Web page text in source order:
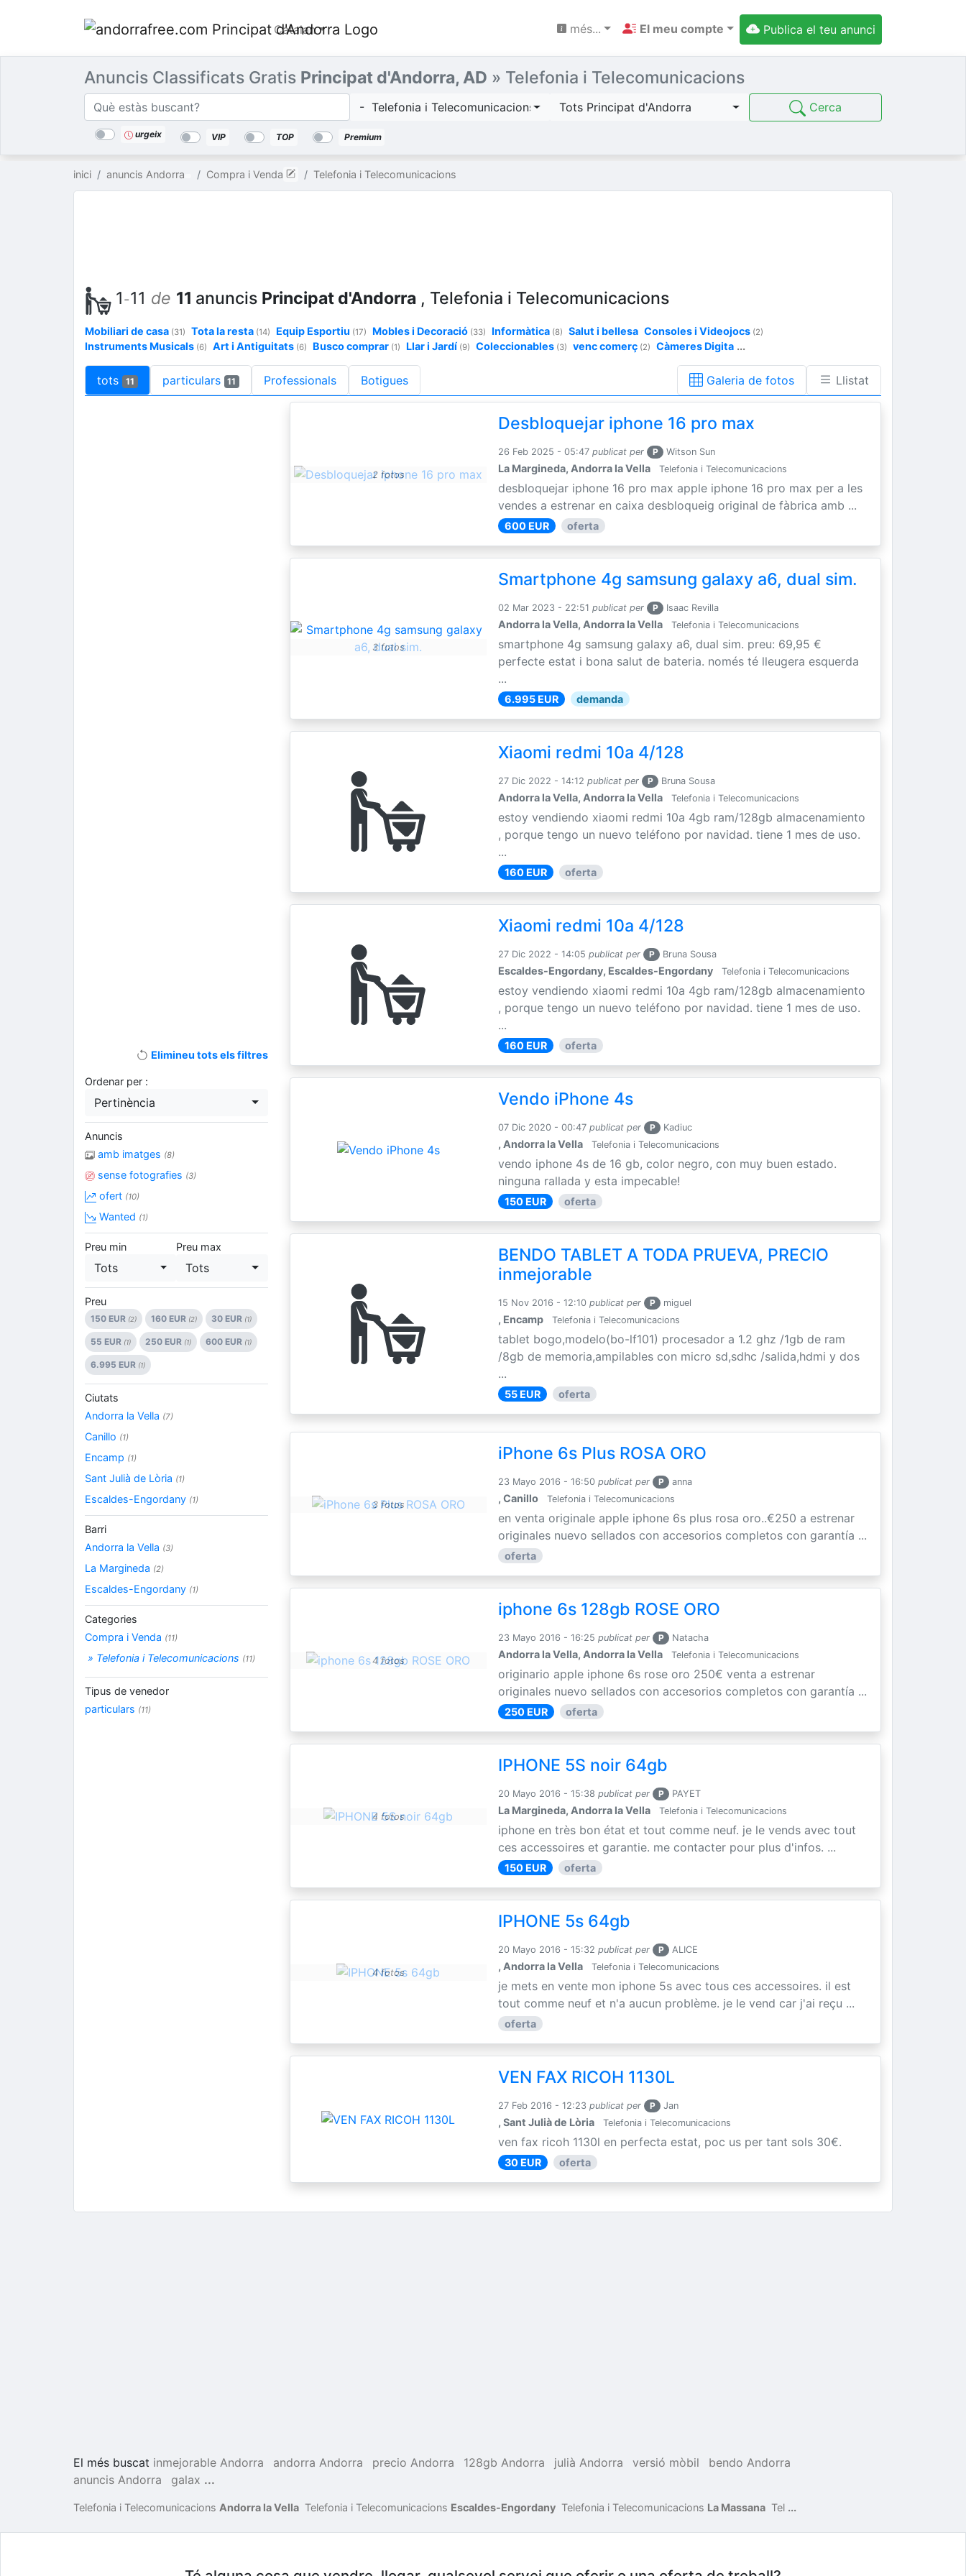
Catalan més... El meu compte Publica el teu anunci
Anuncis Classificats Gratis Principat d'Andorra, AD » Telefonia i Telecomunicacions
A prop
Categories
- Telefonia i Telecomunicacions
lloc
Tots Principat d'Andorra Cerca
urgeix VIP TOP Premium
inici anuncis Andorra Compra i Venda Telefonia i Telecomunicacions
1-11 de 11 anuncis Principat d'Andorra , Telefonia i Telecomunicacions
Mobiliari de casa (31) Tota la resta (14) Equip Esportiu (17) Mobles i Decoració (33) Informàtica (8) Salut i bellesa Consoles i Videojocs (2)
Instruments Musicals (6) Art i Antiguitats (6) Busco comprar (1) Llar i Jardí (9) Coleccionables (3) venc comerç (2) Càmeres Digita ...
tots 11 particulars 11 Professionals Botigues Galeria de fotos Llistat
2 fotos
Desbloquejar iphone 16 pro max
26 Feb 2025 - 05:47 publicat per P Witson Sun
La Margineda, Andorra la Vella Telefonia i Telecomunicacions
desbloquejar iphone 16 pro max apple iphone 16 pro max per a les
vendes a estrenar en caixa desbloqueig original de fàbrica amb ...
600 EUR oferta
3 fotos
Smartphone 4g samsung galaxy a6, dual sim.
02 Mar 2023 - 22:51 publicat per P Isaac Revilla
Andorra la Vella, Andorra la Vella Telefonia i Telecomunicacions
smartphone 4g samsung galaxy a6, dual sim. preu: 69,95 €
perfecte estat i bona salut de bateria. només té lleugera esquerda
...
6.995 EUR demanda
Xiaomi redmi 10a 4/128
27 Dic 2022 - 14:12 publicat per P Bruna Sousa
Andorra la Vella, Andorra la Vella Telefonia i Telecomunicacions
estoy vendiendo xiaomi redmi 10a 4gb ram/128gb almacenamiento
, porque tengo un nuevo teléfono por navidad. tiene 1 mes de uso.
...
160 EUR oferta
Xiaomi redmi 10a 4/128
27 Dic 2022 - 14:05 publicat per P Bruna Sousa
Escaldes-Engordany, Escaldes-Engordany Telefonia i Telecomunicacions
estoy vendiendo xiaomi redmi 10a 4gb ram/128gb almacenamiento
, porque tengo un nuevo teléfono por navidad. tiene 1 mes de uso.
...
160 EUR oferta
Vendo iPhone 4s
07 Dic 2020 - 00:47 publicat per P Kadiuc
, Andorra la Vella Telefonia i Telecomunicacions
vendo iphone 4s de 16 gb, color negro, con muy buen estado.
ninguna rallada y esta impecable!
150 EUR oferta
BENDO TABLET A TODA PRUEVA, PRECIO
inmejorable
15 Nov 2016 - 12:10 publicat per P miguel
, Encamp Telefonia i Telecomunicacions
tablet bogo,modelo(bo-lf101) procesador a 1.2 ghz /1gb de ram
/8gb de memoria,ampilables con micro sd,sdhc /salida,hdmi y dos
...
55 EUR oferta
3 fotos
iPhone 6s Plus ROSA ORO
23 Mayo 2016 - 16:50 publicat per P anna
, Canillo Telefonia i Telecomunicacions
en venta originale apple iphone 6s plus rosa oro..€250 a estrenar
originales nuevo sellados con accesorios completos con garantía ...
oferta
4 fotos
iphone 6s 128gb ROSE ORO
23 Mayo 2016 - 16:25 publicat per P Natacha
Andorra la Vella, Andorra la Vella Telefonia i Telecomunicacions
originario apple iphone 6s rose oro 250€ venta a estrenar
originales nuevo sellados con accesorios completos con garantía ...
250 EUR oferta
4 fotos
IPHONE 5S noir 64gb
20 Mayo 2016 - 15:38 publicat per P PAYET
La Margineda, Andorra la Vella Telefonia i Telecomunicacions
iphone en très bon état et tout comme neuf. je le vends avec tout
ces accessoires et garantie. me contacter pour plus d'infos. ...
150 EUR oferta
4 fotos
IPHONE 5s 64gb
20 Mayo 2016 - 15:32 publicat per P ALICE
, Andorra la Vella Telefonia i Telecomunicacions
je mets en vente mon iphone 5s avec tous ces accessoires. il est
tout comme neuf et n'a aucun problème. je le vend car j'ai reçu ...
oferta
VEN FAX RICOH 1130L
27 Feb 2016 - 12:23 publicat per P Jan
, Sant Julià de Lòria Telefonia i Telecomunicacions
ven fax ricoh 1130l en perfecta estat, poc us per tant sols 30€.
30 EUR oferta
Elimineu tots els filtres
Ordenar per :
Pertinència
Anuncis
amb imatges (8)
sense fotografies (3)
ofert (10)
Wanted (1)
Preu min
Tots
Preu max
Tots
Preu
150 EUR (2) 160 EUR (2) 30 EUR (1)
55 EUR (1) 250 EUR (1) 600 EUR (1)
6.995 EUR (1)
Ciutats
Andorra la Vella (7)
Canillo (1)
Encamp (1)
Sant Julià de Lòria (1)
Escaldes-Engordany (1)
Barri
Andorra la Vella (3)
La Margineda (2)
Escaldes-Engordany (1)
Categories
Compra i Venda (11)
» Telefonia i Telecomunicacions (11)
Tipus de venedor
particulars (11)
El més buscat inmejorable Andorra andorra Andorra precio Andorra 128gb Andorra julià Andorra versió mòbil
bendo Andorra
anuncis Andorra
galax ...
Telefonia i Telecomunicacions Andorra la Vella Telefonia i Telecomunicacions Escaldes-Engordany Telefonia i Telecomunicacions La Massana Tel ...